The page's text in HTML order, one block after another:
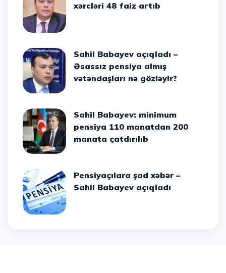
xərcləri 48 faiz artıb
Sahil Babayev açıqladı –
Əsassız pensiya almış
vətəndaşları nə gözləyir?
Sahil Babayev: minimum
pensiya 110 manatdan 200
manata çatdırılıb
Pensiyaçılara şad xəbər –
Sahil Babayev açıqladı